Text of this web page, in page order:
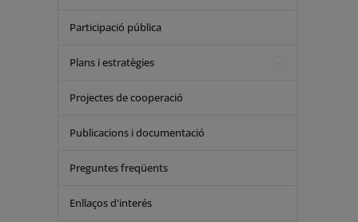
Participació pública
Plans i estratègies
Projectes de cooperació
Publicacions i documentació
Preguntes freqüents
Enllaços d'interés